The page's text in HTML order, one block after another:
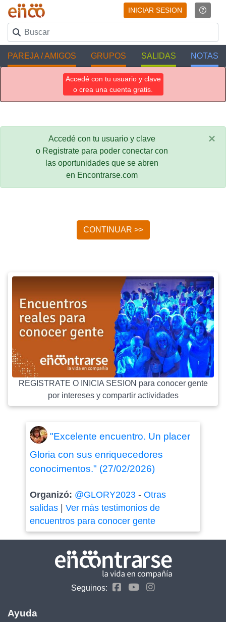
INICIAR SESION
PAREJA / AMIGOS GRUPOS SALIDAS NOTAS
Accedé con tu usuario y clave
o crea una cuenta gratis.
Accedé con tu usuario y clave
o Registrate para poder conectar con
las oportunidades que se abren
en Encontrarse.com
×
CONTINUAR >>
REGISTRATE O INICIA SESION para conocer gente
por intereses y compartir actividades
"Excelente encuentro. Un placer
Gloria con sus enriquecedores
conocimentos." (27/02/2026)
Organizó: @GLORY2023- Otras
salidas| Ver más testimonios de
encuentros para conocer gente
Seguinos:
Ayuda